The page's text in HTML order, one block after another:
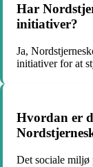
Har
initiativer?
Ja,
initiativer for at
Hvordan er
Det sociale miljø